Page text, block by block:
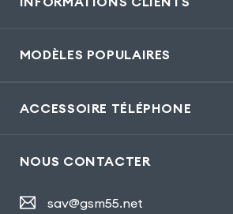
MODÈLES POPULAIRES
ACCESSOIRE TÉLÉPHONE
NOUS CONTACTER
sav@gsm55.net